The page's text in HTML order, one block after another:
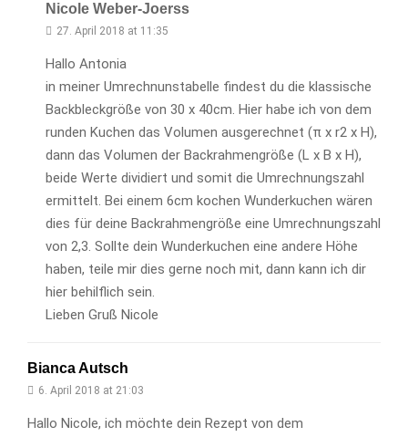
Nicole Weber-Joerss
27. April 2018 at 11:35
Hallo Antonia
in meiner Umrechnunstabelle findest du die klassische
Backbleckgröße von 30 x 40cm. Hier habe ich von dem
runden Kuchen das Volumen ausgerechnet (π x r2 x H),
dann das Volumen der Backrahmengröße (L x B x H),
beide Werte dividiert und somit die Umrechnungszahl
ermittelt. Bei einem 6cm kochen Wunderkuchen wären
dies für deine Backrahmengröße eine Umrechnungszahl
von 2,3. Sollte dein Wunderkuchen eine andere Höhe
haben, teile mir dies gerne noch mit, dann kann ich dir
hier behilflich sein.
Lieben Gruß Nicole
Bianca Autsch
6. April 2018 at 21:03
Hallo Nicole, ich möchte dein Rezept von dem